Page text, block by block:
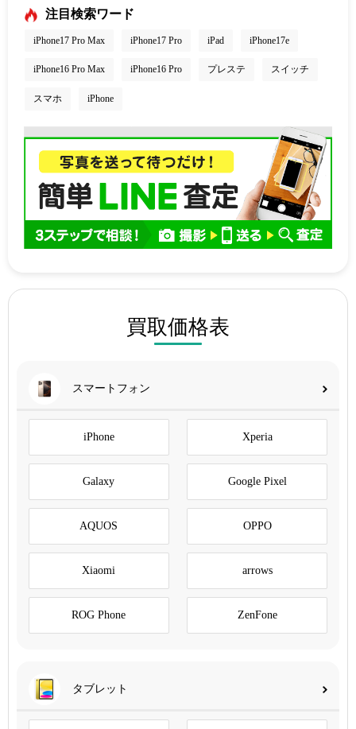
注目検索ワード
iPhone17 Pro Max iPhone17 Pro iPad iPhone17e
iPhone16 Pro Max iPhone16 Pro プレステ スイッチ
スマホ iPhone
買取価格表
スマートフォン
iPhone Xperia
Galaxy Google Pixel
AQUOS OPPO
Xiaomi arrows
ROG Phone ZenFone
タブレット